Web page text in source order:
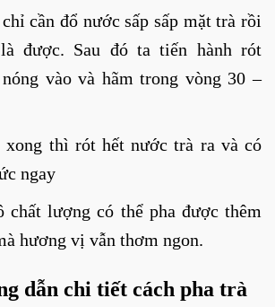
cần đổ nước sấp sấp mặt trà rồi
được. Sau đó ta tiến hành rót
vào và hãm trong vòng 30 –
xong thì rót hết nước trà ra và có
ngay
chất lượng có thể pha được thêm
hương vị vẫn thơm ngon.
dẫn chi tiết cách pha trà